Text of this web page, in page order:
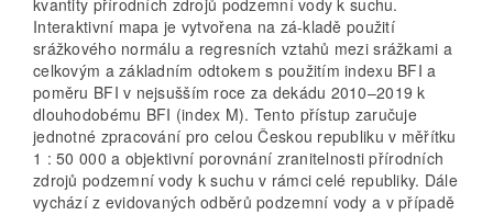
Interaktivní mapa je vytvořena na zá-kladě použití
srážkového normálu a regresních vztahů mezi srážkami a
celkovým a základním odtokem s použitím indexu BFI a
poměru BFI v nejsušším roce za dekádu 2010–2019 k
dlouhodobému BFI (index M). Tento přístup zaručuje
jednotné zpracování pro celou Českou republiku v měřítku
1 : 50 000 a objektivní porovnání zranitelnosti přírodních
zdrojů podzemní vody k suchu v rámci celé republiky. Dále
vychází z evidovaných odběrů podzemní vody a v případě